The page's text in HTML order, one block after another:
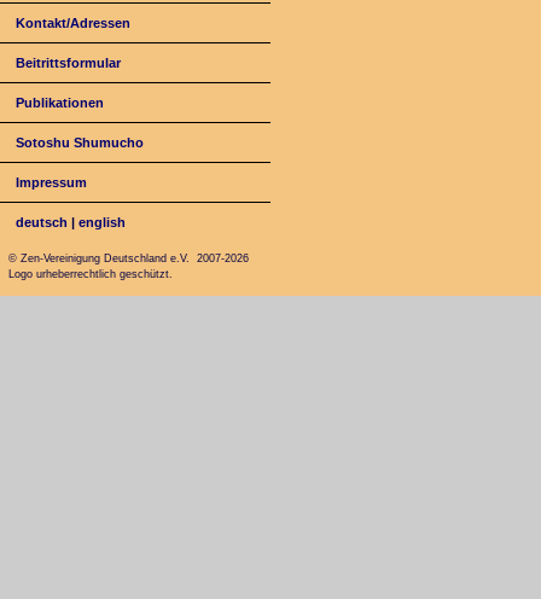
Kontakt/Adressen
Beitrittsformular
Publikationen
Sotoshu Shumucho
Impressum
deutsch |english
© Zen-Vereinigung Deutschland e.V. 2007-2026
Logo urheberrechtlich geschützt.